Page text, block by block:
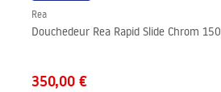
Rea
Douchedeur Rea Rapid Slide Chrom 150
350,00 €